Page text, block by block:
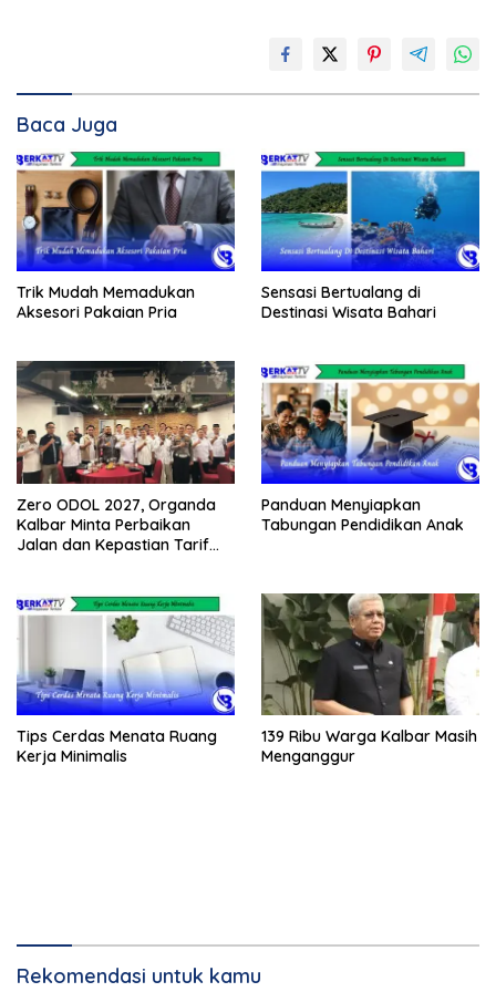
Baca Juga
Trik Mudah Memadukan
Aksesori Pakaian Pria
Sensasi Bertualang di
Destinasi Wisata Bahari
Zero ODOL 2027, Organda
Kalbar Minta Perbaikan
Jalan dan Kepastian Tarif
Panduan Menyiapkan
Tabungan Pendidikan Anak
Tips Cerdas Menata Ruang
Kerja Minimalis
139 Ribu Warga Kalbar Masih
Menganggur
Rekomendasi untuk kamu